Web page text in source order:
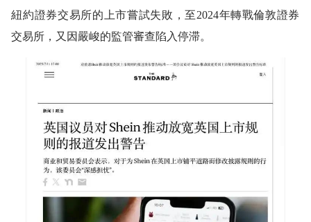
紐約證券交易所的上市嘗試失敗，至2024年轉戰倫敦證券
交易所，又因嚴峻的監管審查陷入停滞。